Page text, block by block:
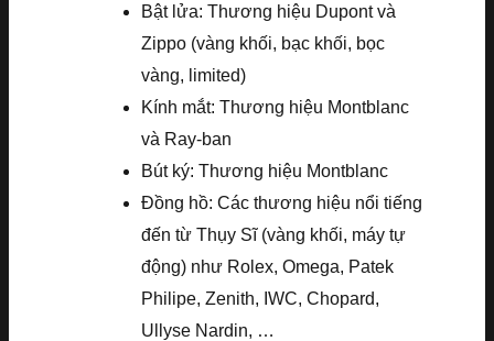
Bật lửa: Thương hiệu Dupont và
Zippo (vàng khối, bạc khối, bọc
vàng, limited)
Kính mắt: Thương hiệu Montblanc
và Ray-ban
Bút ký: Thương hiệu Montblanc
Đồng hồ: Các thương hiệu nổi tiếng
đến từ Thụy Sĩ (vàng khối, máy tự
động) như Rolex, Omega, Patek
Philipe, Zenith, IWC, Chopard,
Ullyse Nardin, …